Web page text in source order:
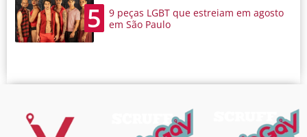
5
9 peças LGBT que estreiam em agosto
em São Paulo